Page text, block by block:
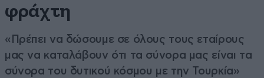
φράχτη
«Πρέπει να δώσουμε σε όλους τους εταίρους
μας να καταλάβουν ότι τα σύνορα μας είναι τα
σύνορα του δυτικού κόσμου με την Τουρκία»